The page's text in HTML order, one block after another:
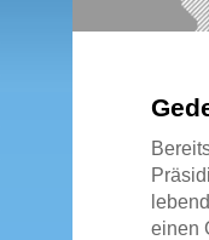
einen